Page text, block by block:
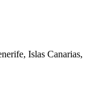
Islas Canarias,